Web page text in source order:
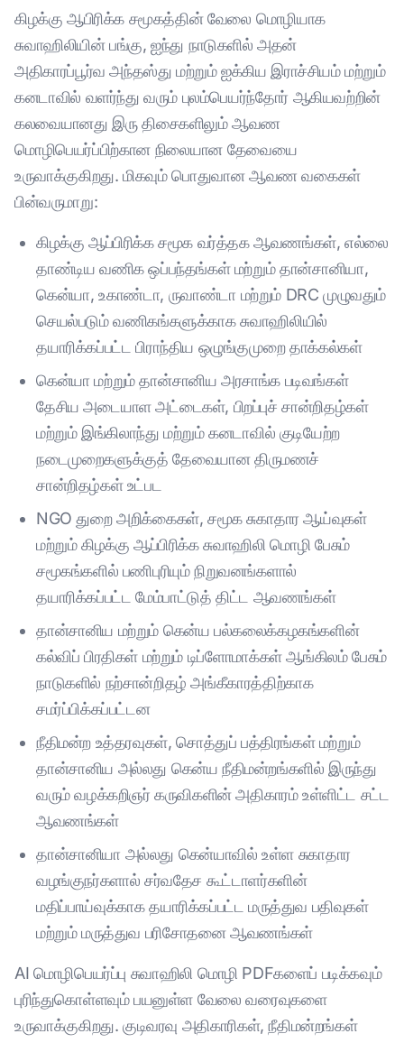
கிழக்கு ஆபிரிக்க சமூகத்தின் வேலை மொழியாக
சுவாஹிலியின் பங்கு, ஐந்து நாடுகளில் அதன்
அதிகாரப்பூர்வ அந்தஸ்து மற்றும் ஐக்கிய இராச்சியம் மற்றும்
கனடாவில் வளர்ந்து வரும் புலம்பெயர்ந்தோர் ஆகியவற்றின்
கலவையானது இரு திசைகளிலும் ஆவண
மொழிபெயர்ப்பிற்கான நிலையான தேவையை
உருவாக்குகிறது. மிகவும் பொதுவான ஆவண வகைகள்
பின்வருமாறு:
கிழக்கு ஆப்பிரிக்க சமூக வர்த்தக ஆவணங்கள், எல்லை
தாண்டிய வணிக ஒப்பந்தங்கள் மற்றும் தான்சானியா,
கென்யா, உகாண்டா, ருவாண்டா மற்றும் DRC முழுவதும்
செயல்படும் வணிகங்களுக்காக சுவாஹிலியில்
தயாரிக்கப்பட்ட பிராந்திய ஒழுங்குமுறை தாக்கல்கள்
கென்யா மற்றும் தான்சானிய அரசாங்க படிவங்கள்
தேசிய அடையாள அட்டைகள், பிறப்புச் சான்றிதழ்கள்
மற்றும் இங்கிலாந்து மற்றும் கனடாவில் குடியேற்ற
நடைமுறைகளுக்குத் தேவையான திருமணச்
சான்றிதழ்கள் உட்பட
NGO துறை அறிக்கைகள், சமூக சுகாதார ஆய்வுகள்
மற்றும் கிழக்கு ஆப்பிரிக்க சுவாஹிலி மொழி பேசும்
சமூகங்களில் பணிபுரியும் நிறுவனங்களால்
தயாரிக்கப்பட்ட மேம்பாட்டுத் திட்ட ஆவணங்கள்
தான்சானிய மற்றும் கென்ய பல்கலைக்கழகங்களின்
கல்விப் பிரதிகள் மற்றும் டிப்ளோமாக்கள் ஆங்கிலம் பேசும்
நாடுகளில் நற்சான்றிதழ் அங்கீகாரத்திற்காக
சமர்ப்பிக்கப்பட்டன
நீதிமன்ற உத்தரவுகள், சொத்துப் பத்திரங்கள் மற்றும்
தான்சானிய அல்லது கென்ய நீதிமன்றங்களில் இருந்து
வரும் வழக்கறிஞர் கருவிகளின் அதிகாரம் உள்ளிட்ட சட்ட
ஆவணங்கள்
தான்சானியா அல்லது கென்யாவில் உள்ள சுகாதார
வழங்குநர்களால் சர்வதேச கூட்டாளர்களின்
மதிப்பாய்வுக்காக தயாரிக்கப்பட்ட மருத்துவ பதிவுகள்
மற்றும் மருத்துவ பரிசோதனை ஆவணங்கள்
AI மொழிபெயர்ப்பு சுவாஹிலி மொழி PDFகளைப் படிக்கவும்
புரிந்துகொள்ளவும் பயனுள்ள வேலை வரைவுகளை
உருவாக்குகிறது. குடிவரவு அதிகாரிகள், நீதிமன்றங்கள்